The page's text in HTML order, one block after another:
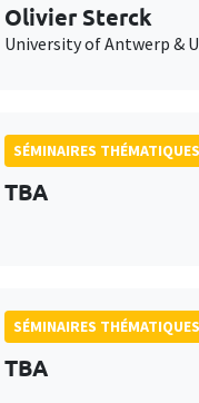
Olivier Sterck
University of Antwerp &
SÉMINAIRES THÉMATIQUES
TBA
SÉMINAIRES THÉMATIQUES
TBA